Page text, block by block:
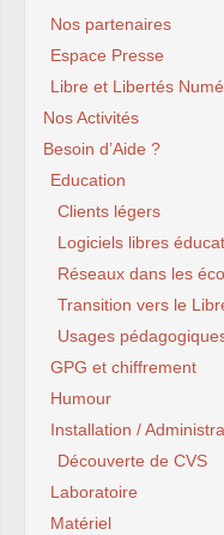
Nos partenaires
Espace Presse
Libre et Libertés
Nos Activités
Besoin d’Aide ?
Education
Clients légers
Logiciels libres
Réseaux dans les
Transition vers le
Usages
GPG et chiffrement
Humour
Installation /
Découverte de CVS
Laboratoire
Matériel